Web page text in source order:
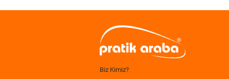
Biz Kimiz?